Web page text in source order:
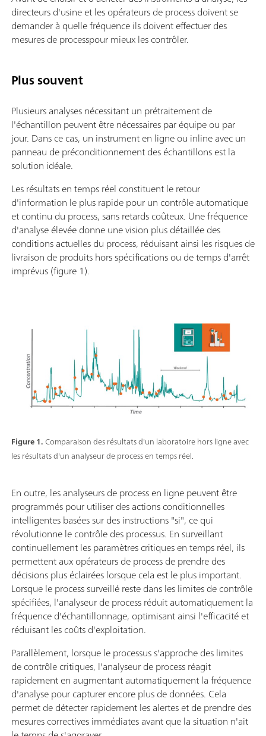
directeurs d'usine et les opérateurs de process doivent se
demander à quelle fréquence ils doivent effectuer des
mesures de processpour mieux les contrôler.
Plus souvent
Plusieurs analyses nécessitant un prétraitement de
l'échantillon peuvent être nécessaires par équipe ou par
jour. Dans ce cas, un instrument en ligne ou inline avec un
panneau de préconditionnement des échantillons est la
solution idéale.
Les résultats en temps réel constituent le retour
d'information le plus rapide pour un contrôle automatique
et continu du process, sans retards coûteux. Une fréquence
d'analyse élevée donne une vision plus détaillée des
conditions actuelles du process, réduisant ainsi les risques de
livraison de produits hors spécifications ou de temps d'arrêt
imprévus (figure 1).
Figure 1.Comparaison des résultats d'un laboratoire hors ligne avec
les résultats d'un analyseur de process en temps réel.
En outre, les analyseurs de process en ligne peuvent être
programmés pour utiliser des actions conditionnelles
intelligentes basées sur des instructions "si", ce qui
révolutionne le contrôle des processus. En surveillant
continuellement les paramètres critiques en temps réel, ils
permettent aux opérateurs de process de prendre des
décisions plus éclairées lorsque cela est le plus important.
Lorsque le process surveillé reste dans les limites de contrôle
spécifiées, l'analyseur de process réduit automatiquement la
fréquence d'échantillonnage, optimisant ainsi l'efficacité et
réduisant les coûts d'exploitation.
Parallèlement, lorsque le processus s'approche des limites
de contrôle critiques, l'analyseur de process réagit
rapidement en augmentant automatiquement la fréquence
d'analyse pour capturer encore plus de données. Cela
permet de détecter rapidement les alertes et de prendre des
mesures correctives immédiates avant que la situation n'ait